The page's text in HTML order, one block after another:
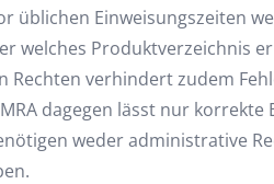
üblichen Einweisungszeiten
welches Produktverzeichnis
Rechten verhindert zudem
dagegen lässt nur
weder administrative